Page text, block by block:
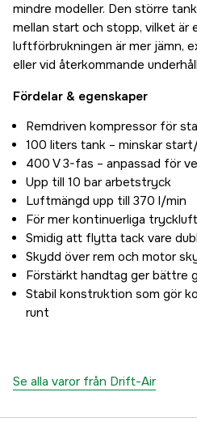
mindre modeller. Den större
mellan start och stopp, vilket är
luftförbrukningen är mer jämn,
eller vid återkommande
Fördelar & egenskaper
Remdriven kompressor för
100 liters tank – minskar
400 V 3-fas – anpassad för
Upp till 10 bar arbetstryck
Luftmängd upp till 370 l/min
För mer kontinuerliga
Smidig att flytta tack vare
Skydd över rem och motor
Förstärkt handtag ger bättre
Stabil konstruktion som gör
runt
Se alla varor från Drift-Air